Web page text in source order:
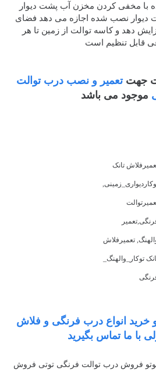
با مخفی کردن مخزن آب پشت دیوار
دیوار نصب شده اجازه می دهد فضای
دهد و کاسه توالت از زمین تا هر
قابل تنظیم است
جهتتعمیر و نصب درب توالت
موجود می باشد
تانک
تعمیرفلاش
توکار_والهنگ_
خرید انواع درب فرنگی و فلاش
با ما تماس بگیرید
فروش درب توالت فرنگی توتی فروش